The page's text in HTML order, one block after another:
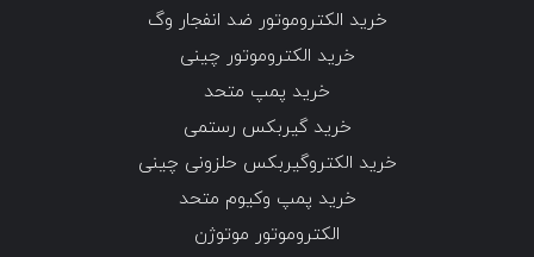
خرید الکتروموتور ضد انفجار وگ
خرید الکتروموتور چینی
خرید پمپ متحد
خرید گیربکس رستمی
خرید الکتروگیربکس حلزونی چینی
خرید پمپ وکیوم متحد
الکتروموتور موتوژن